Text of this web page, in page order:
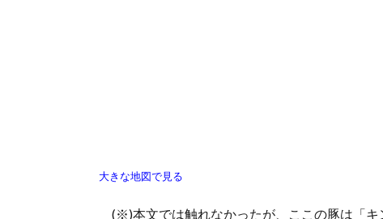
大きな地図で見る
(※)本文では触れなかったが、ここの豚は「